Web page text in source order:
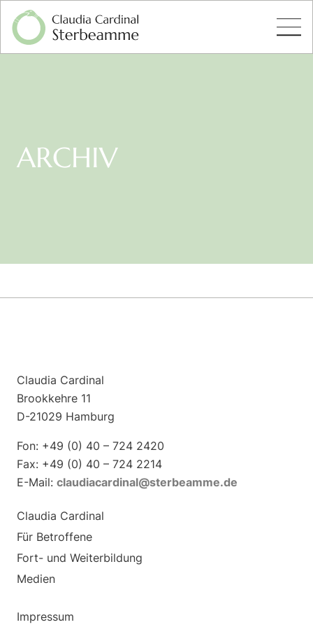
ARCHIV
Claudia Cardinal
Brookkehre 11
D-21029 Hamburg
Fon: +49 (0) 40 – 724 2420
Fax: +49 (0) 40 – 724 2214
E-Mail: claudiacardinal@sterbeamme.de
Claudia Cardinal
Für Betroffene
Fort- und Weiterbildung
Medien
Impressum